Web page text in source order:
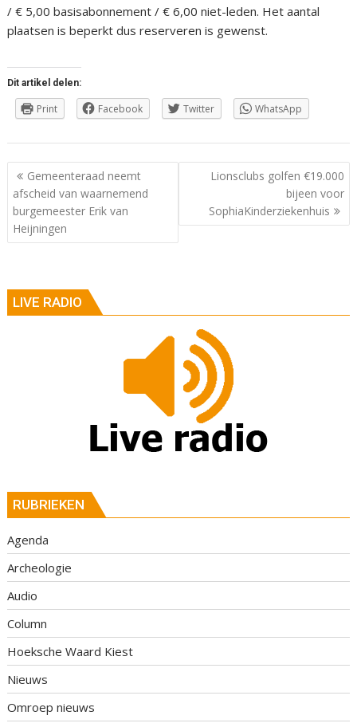
/ € 5,00 basisabonnement / € 6,00 niet-leden. Het aantal
plaatsen is beperkt dus reserveren is gewenst.
Dit artikel delen:
Print Facebook Twitter WhatsApp
Berichtnavigatie
Gemeenteraad neemt
afscheid van waarnemend
burgemeester Erik van
Heijningen
Lionsclubs golfen €19.000
bijeen voor
SophiaKinderziekenhuis
LIVE RADIO
RUBRIEKEN
Agenda
Archeologie
Audio
Column
Hoeksche Waard Kiest
Nieuws
Omroep nieuws